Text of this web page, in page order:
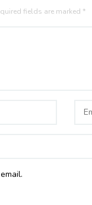
fields are marked *